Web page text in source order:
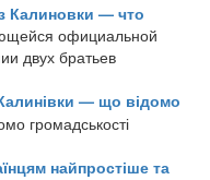
Калиновки — что
официальной
двух братьев
— що відомо
громадськості
найпростіше та